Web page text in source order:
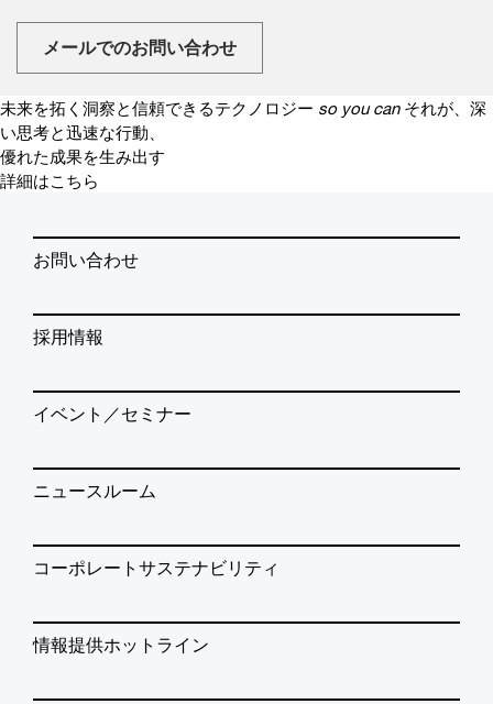
メールでのお問い合わせ
未来を拓く洞察と信頼できるテクノロジー so you can それが、深
い思考と迅速な行動、
優れた成果を生み出す
詳細はこちら
お問い合わせ
採用情報
イベント／セミナー
ニュースルーム
コーポレートサステナビリティ
情報提供ホットライン